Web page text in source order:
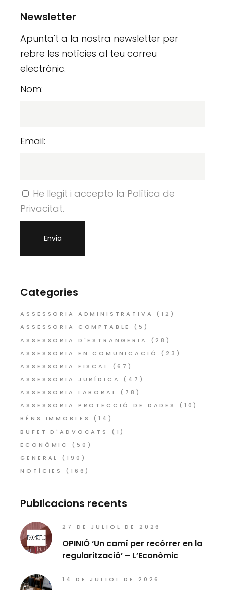
Newsletter
Apunta't a la nostra newsletter per
rebre les notícies al teu correu
electrònic.
Nom:
Email:
He llegit i accepto la Política de
Privacitat.
Categories
ASSESSORIA ADMINISTRATIVA
(12)
ASSESSORIA COMPTABLE
(5)
ASSESSORIA D'ESTRANGERIA
(28)
ASSESSORIA EN COMUNICACIÓ
(23)
ASSESSORIA FISCAL
(67)
ASSESSORIA JURÍDICA
(47)
ASSESSORIA LABORAL
(78)
ASSESSORIA PROTECCIÓ DE DADES
(10)
BÉNS IMMOBLES
(14)
BUFET D'ADVOCATS
(1)
ECONÒMIC
(50)
GENERAL
(190)
NOTÍCIES
(166)
Publicacions recents
27 DE JULIOL DE 2026
OPINIÓ ‘Un camí per recórrer en la
regularització’ – L’Econòmic
14 DE JULIOL DE 2026